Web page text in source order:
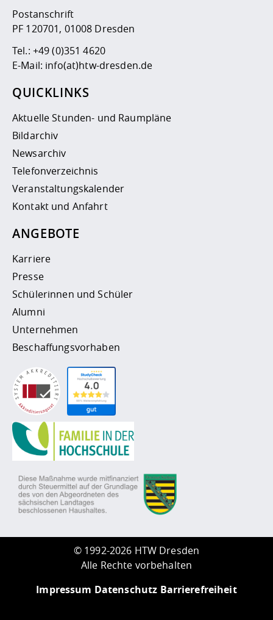
Postanschrift
PF 120701, 01008 Dresden
Tel.: +49 (0)351 4620
E-Mail: info(at)htw-dresden.de
QUICKLINKS
Aktuelle Stunden- und Raumpläne
Bildarchiv
Newsarchiv
Telefonverzeichnis
Veranstaltungskalender
Kontakt und Anfahrt
ANGEBOTE
Karriere
Presse
Schülerinnen und Schüler
Alumni
Unternehmen
Beschaffungsvorhaben
© 1992-2026 HTW Dresden
Alle Rechte vorbehalten
Impressum Datenschutz Barrierefreiheit